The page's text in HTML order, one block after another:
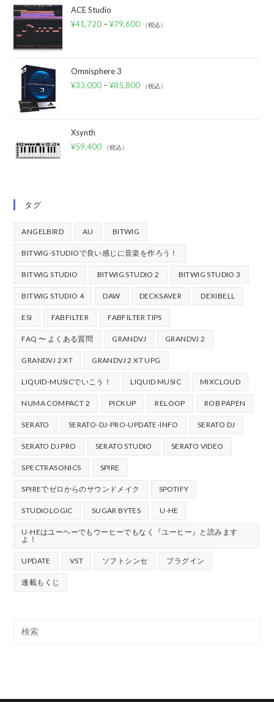
ACE Studio
¥41,720 –¥79,600 （税込）
Omnisphere 3
¥33,000 –¥85,800 （税込）
Xsynth
¥59,400 （税込）
タグ
ANGELBIRD AU BITWIG
BITWIG-STUDIOで良い感じに音楽を作ろう！
BITWIG STUDIO BITWIG STUDIO 2 BITWIG STUDIO 3
BITWIG STUDIO 4 DAW DECKSAVER DEXIBELL
ESI FABFILTER FABFILTER TIPS
FAQ 〜 よくある質問 GRANDVJ GRANDVJ 2
GRANDVJ 2 XT GRANDVJ 2 XT UPG
LIQUID-MUSICでいこう！ LIQUID MUSIC MIXCLOUD
NUMA COMPACT 2 PICKUP RELOOP ROB PAPEN
SERATO SERATO-DJ-PRO-UPDATE-INFO SERATO DJ
SERATO DJ PRO SERATO STUDIO SERATO VIDEO
SPECTRASONICS SPIRE
SPIREでゼロからのサウンドメイク SPOTIFY
STUDIOLOGIC SUGAR BYTES U-HE
U-HEはユーヘーでもウーヒーでもなく『ユーヒー』と読みます
よ！
UPDATE VST ソフトシンセ プラグイン
連載もくじ